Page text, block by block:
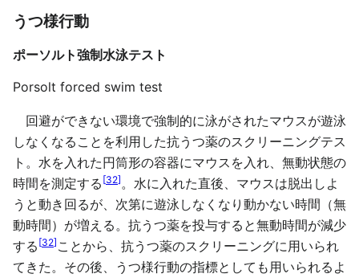
うつ様行動
ポーソルト強制水泳テスト
Porsolt forced swim test
回避ができない環境で強制的に泳がされたマウスが遊泳
しなくなることを利用した抗うつ薬のスクリーニングテス
ト。水を入れた円筒形の容器にマウスを入れ、無動状態の
時間を測定する [32] 。水に入れた直後、マウスは脱出しよ
うと動き回るが、次第に遊泳しなくなり動かない時間（無
動時間）が増える。抗うつ薬を投与すると無動時間が減少
する [32] ことから、抗うつ薬のスクリーニングに用いられ
てきた。その後、うつ様行動の指標としても用いられるよ